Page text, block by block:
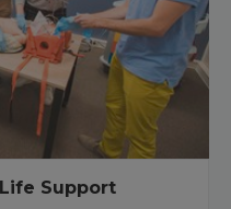
Support